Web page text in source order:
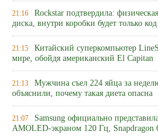
21:16 Rockstar подтвердила:
диска, внутри коробки будет только
21:15 Китайский суперкомпьютер
мире, обойдя американский El Capitan
21:13 Мужчина съел 224 яйца за
объяснили, почему такая диета опасна
21:07 Samsung официально
AMOLED-экраном 120 Гц, Snapdragon